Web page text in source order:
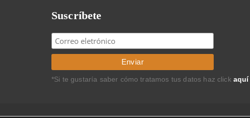
Suscríbete
*Si te gustaría saber cómo tratamos tus datos haz click aquí